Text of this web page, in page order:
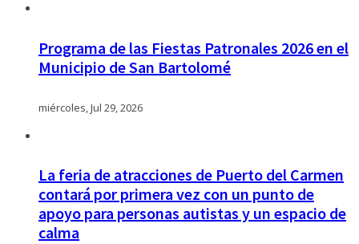
Programa de las Fiestas Patronales 2026 en el
Municipio de San Bartolomé
miércoles, Jul 29, 2026
La feria de atracciones de Puerto del Carmen
contará por primera vez con un punto de
apoyo para personas autistas y un espacio de
calma